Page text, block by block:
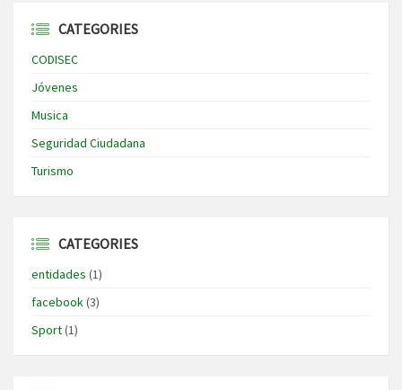
CATEGORIES
CODISEC
Jóvenes
Musica
Seguridad Ciudadana
Turismo
CATEGORIES
entidades (1)
facebook(3)
Sport(1)